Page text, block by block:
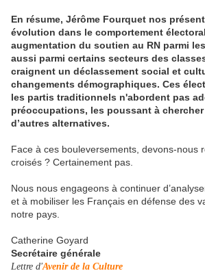
En résume, Jérôme Fourquet nos
évolution dans le comportement
augmentation du soutien au RN parmi
aussi parmi certains secteurs des
craignent un déclassement social et
changements démographiques. Ces
les partis traditionnels n'abordent pas
préoccupations, les poussant à chercher
d’autres alternatives.
Face à ces bouleversements, devons-nous
croisés ? Certainement pas.
Nous nous engageons à continuer
et à mobiliser les Français en défense des
notre pays.
Catherine Goyard
Secrétaire générale
Lettre d'Avenir de la Culture